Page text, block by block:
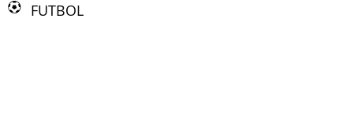
FUTBOL